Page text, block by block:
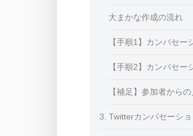
大まかな作成の流れ
【手順1】カンバセー
【手順2】カンバセ
【補足】参加者から
3. Twitterカンバセーシ